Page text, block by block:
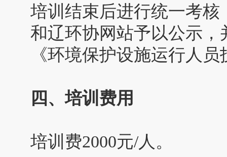
培训结束后进行统一考
和辽环协网站予以公示
《环境保护设施运行人
四、培训费用
培训费2000元/人。